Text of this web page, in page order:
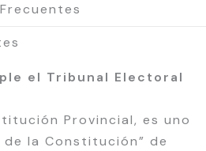
el Tribunal Electoral
Provincial, es uno
de la Constitución” de